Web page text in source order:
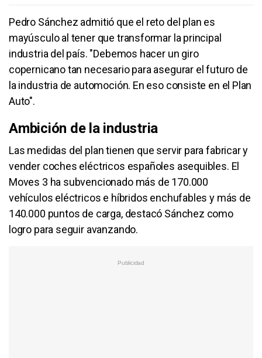
Pedro Sánchez admitió que el reto del plan es
mayúsculo al tener que transformar la principal
industria del país. "Debemos hacer un giro
copernicano tan necesario para asegurar el futuro de
la industria de automoción. En eso consiste en el Plan
Auto".
Ambición de la industria
Las medidas del plan tienen que servir para fabricar y
vender coches eléctricos españoles asequibles. El
Moves 3 ha subvencionado más de 170.000
vehículos eléctricos e híbridos enchufables y más de
140.000 puntos de carga, destacó Sánchez como
logro para seguir avanzando.